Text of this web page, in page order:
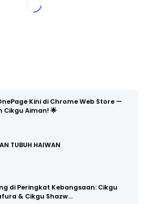
Kini di Chrome Web Store —
Cikgu Aiman! 🌟
TUBUH HAIWAN
di Peringkat Kebangsaan: Cikgu
& Cikgu Shazw…